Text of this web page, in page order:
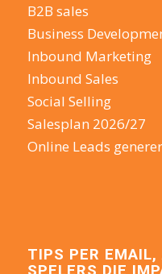
B2B sales
Business
Inbound Marketing
Inbound Sales
Social Selling
Salesplan 2026/27
Online Leads
TIPS PER EMAIL,